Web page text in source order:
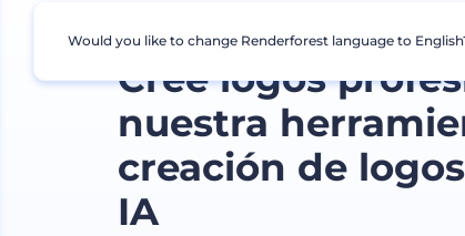
Cree logos
nuestra
creación de
IA
Would you like to change Renderforest language to